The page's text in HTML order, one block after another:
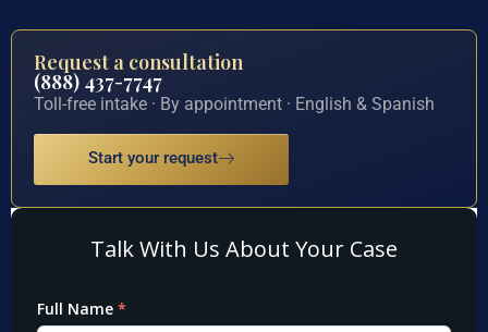
Request a consultation
(888) 437-7747
Toll-free intake · By appointment · English & Spanish
Start your request